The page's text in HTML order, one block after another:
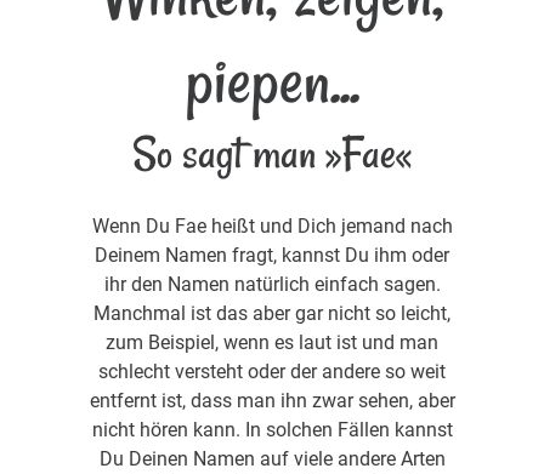
piepen...
So sagt man »Fae«
Wenn Du Fae heißt und Dich jemand nach
Deinem Namen fragt, kannst Du ihm oder
ihr den Namen natürlich einfach sagen.
Manchmal ist das aber gar nicht so leicht,
zum Beispiel, wenn es laut ist und man
schlecht versteht oder der andere so weit
entfernt ist, dass man ihn zwar sehen, aber
nicht hören kann. In solchen Fällen kannst
Du Deinen Namen auf viele andere Arten